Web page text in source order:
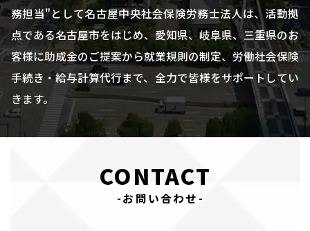
務担当"として名古屋中央社会保険労務士法人は、活動拠
点である名古屋市をはじめ、愛知県、岐阜県、三重県のお
客様に助成金のご提案から就業規則の制定、労働社会保険
手続き・給与計算代行まで、全力で皆様をサポートしてい
きます。
CONTACT
-お問い合わせ-